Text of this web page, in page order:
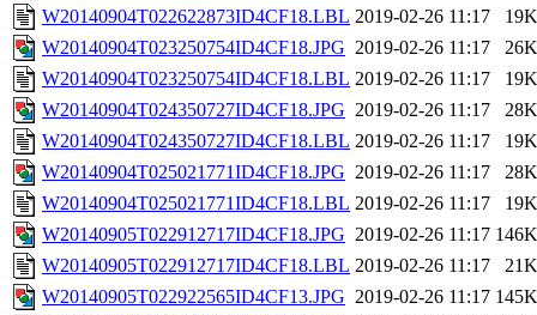
W20140904T022622873ID4CF18.LBL 2019-02-26 11:17
19K
W20140904T023250754ID4CF18.JPG 2019-02-26 11:17
26K
W20140904T023250754ID4CF18.LBL 2019-02-26 11:17
19K
W20140904T024350727ID4CF18.JPG 2019-02-26 11:17
28K
W20140904T024350727ID4CF18.LBL 2019-02-26 11:17
19K
W20140904T025021771ID4CF18.JPG 2019-02-26 11:17
28K
W20140904T025021771ID4CF18.LBL 2019-02-26 11:17
19K
W20140905T022912717ID4CF18.JPG 2019-02-26 11:17 146K
W20140905T022912717ID4CF18.LBL 2019-02-26 11:17
21K
W20140905T022922565ID4CF13.JPG 2019-02-26 11:17 145K